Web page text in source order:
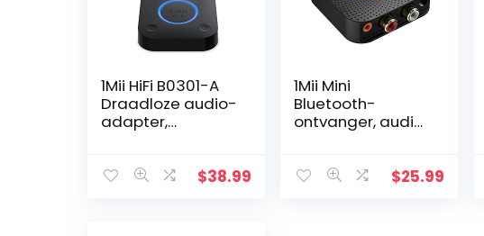
1Mii HiFi B0301-A
Draadloze audio-
adapter,
3D Surround aptX
$38.99
1Mii Mini
Bluetooth-
ontvanger, audio,
aptx-LL, RCA/AUX
$25.99